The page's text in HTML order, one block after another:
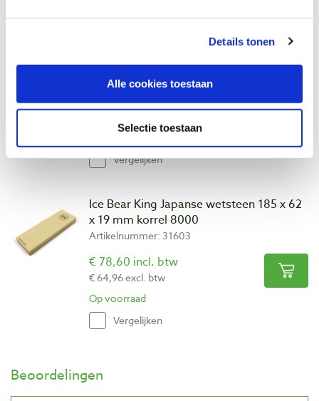
Details tonen
Alle cookies toestaan
Selectie toestaan
Ice Bear King Japanse wetsteen 185 x 62
€ 52,55 incl. btw
Vergelijken
Ice Bear King Japanse wetsteen 185 x 62
x 19 mm korrel 8000
Artikelnummer: 31603
€ 78,60 incl. btw
€ 64,96 excl. btw
Op voorraad
Vergelijken
Beoordelingen